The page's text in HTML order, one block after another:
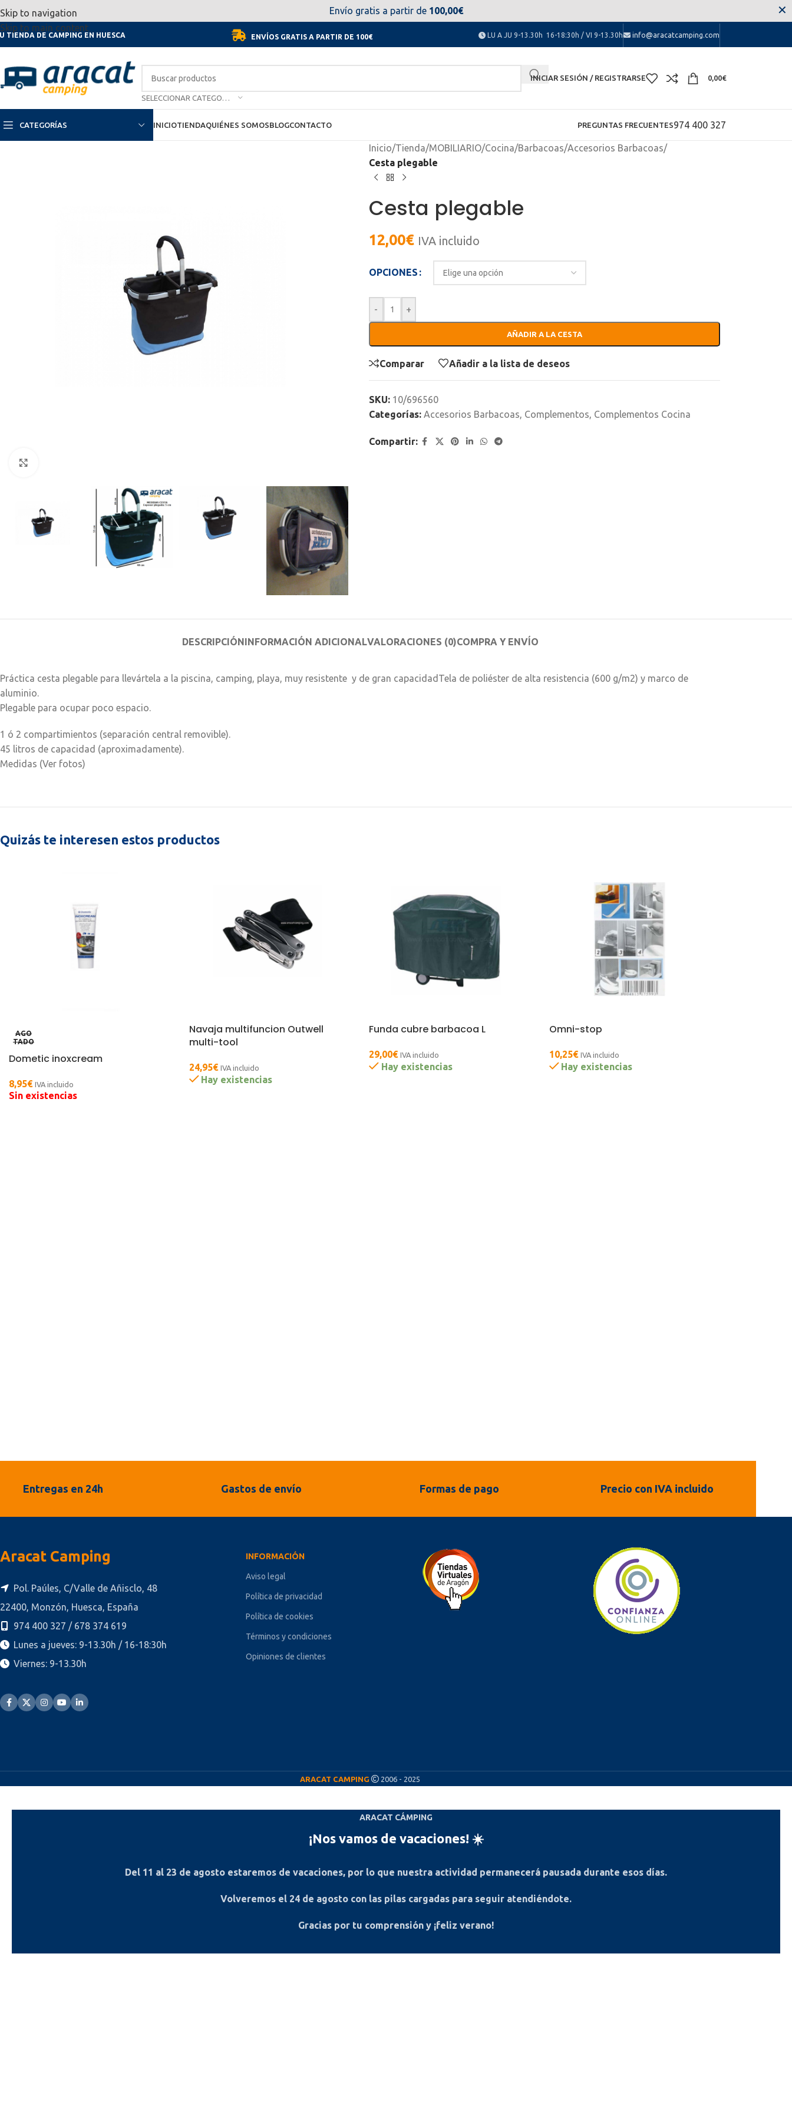
Skip to navigation
Skip to main content
Por motivo de las vacaciones, del día 11 al 23 de agosto no estaremos disponibles. Disculpen las molestias.
TIENDA DE CAMPING EN HUESCA ENVÍOS GRATIS A PARTIR DE 100€ LU A JU 9-13.30h 16-18:30h / VI 9-13.30h info@aracatcamping.com
INICIAR SESIÓN / REGISTRARSE 0,00€
CATEGORÍAS INICIOTIENDAQUIÉNES SOMOSBLOGCONTACTO PREGUNTAS FRECUENTES974 400 327
Envío gratis a partir de 100,00€ ✕
Inicio/Tienda/MOBILIARIO/Cocina/Barbacoas/Accesorios Barbacoas/
Cesta plegable
Cesta plegable
12,00€ IVA incluido
OPCIONES
- +
AÑADIR A LA CESTA
Comparar Añadir a la lista de deseos
SKU: 10/696560
Categorías: Accesorios Barbacoas, Complementos, Complementos Cocina
Compartir:
DESCRIPCIÓNINFORMACIÓN ADICIONALVALORACIONES (0)COMPRA Y ENVÍO
Práctica cesta plegable para llevártela a la piscina, camping, playa, muy resistente y de gran capacidadTela de poliéster de alta resistencia (600 g/m2) y marco de
aluminio.
Plegable para ocupar poco espacio.
1 ó 2 compartimientos (separación central removible).
45 litros de capacidad (aproximadamente).
Medidas (Ver fotos)
Quizás te interesen estos productos
AGO
TADO
Dometic inoxcream
8,95€ IVA incluido
Sin existencias
Navaja multifuncion Outwell
multi-tool
24,95€ IVA incluido
Hay existencias
Funda cubre barbacoa L
29,00€ IVA incluido
Hay existencias
Omni-stop
10,25€ IVA incluido
Hay existencias
Entregas en 24h Gastos de envío Formas de pago Precio con IVA incluido
Aracat Camping
Pol. Paúles, C/Valle de Añisclo, 48
22400, Monzón, Huesca, España
974 400 327 / 678 374 619
Lunes a jueves: 9-13.30h / 16-18:30h
Viernes: 9-13.30h
INFORMACIÓN
Aviso legal
Política de privacidad
Política de cookies
Términos y condiciones
Opiniones de clientes
ARACAT CAMPING 2006 - 2025
ARACAT CÁMPING
¡Nos vamos de vacaciones! ☀️
Del 11 al 23 de agosto estaremos de vacaciones, por lo que nuestra actividad permanecerá pausada durante esos días.
Volveremos el 24 de agosto con las pilas cargadas para seguir atendiéndote.
Gracias por tu comprensión y ¡feliz verano!